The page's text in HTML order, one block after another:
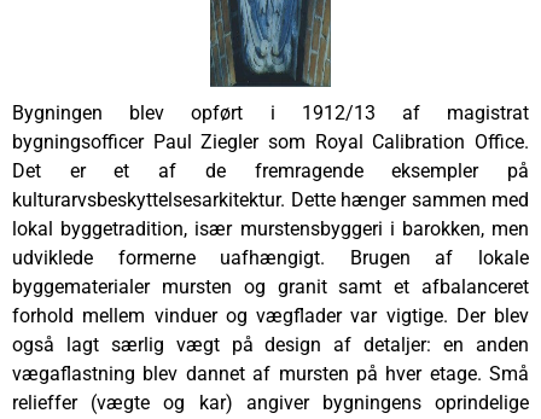
Bygningen blev opført i 1912/13 af magistrat
bygningsofficer Paul Ziegler som Royal Calibration Office.
Det er et af de fremragende eksempler på
kulturarvsbeskyttelsesarkitektur. Dette hænger sammen med
lokal byggetradition, især murstensbyggeri i barokken, men
udviklede formerne uafhængigt. Brugen af lokale
byggematerialer mursten og granit samt et afbalanceret
forhold mellem vinduer og vægflader var vigtige. Der blev
også lagt særlig vægt på design af detaljer: en anden
vægaflastning blev dannet af mursten på hver etage. Små
relieffer (vægte og kar) angiver bygningens oprindelige